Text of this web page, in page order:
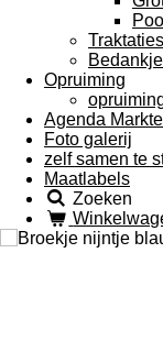
Traktaties
Opruiming
Agenda
Foto galerij
zelf samen te
Maatlabels
Zoeken